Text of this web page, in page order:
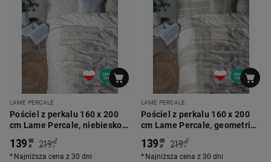
LAME PERCALE
Pościel z perkalu 160 x 200
cm Lame Percale, niebiesko-
żółte kwiaty
139 00
zł 219 00
zł
*
Najniższa cena z 30 dni
LAME PERCALE
Pościel z perkalu 160 x 200
cm Lame Percale, geometria,
139 00
zł 219 00
zł
*
Najniższa cena z 30 dni